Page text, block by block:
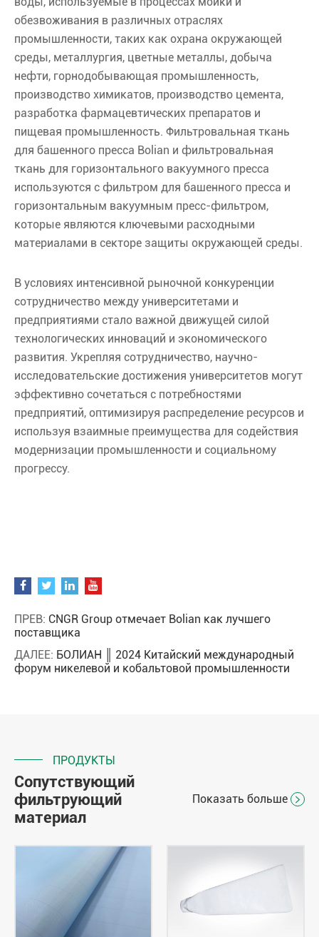
обезвоживания в различных отраслях
промышленности, таких как охрана окружающей
среды, металлургия, цветные металлы, добыча
нефти, горнодобывающая промышленность,
производство химикатов, производство цемента,
разработка фармацевтических препаратов и
пищевая промышленность. Фильтровальная ткань
для башенного пресса Bolian и фильтровальная
ткань для горизонтального вакуумного пресса
используются с фильтром для башенного пресса и
горизонтальным вакуумным пресс-фильтром,
которые являются ключевыми расходными
материалами в секторе защиты окружающей среды.
В условиях интенсивной рыночной конкуренции
сотрудничество между университетами и
предприятиями стало важной движущей силой
технологических инноваций и экономического
развития. Укрепляя сотрудничество, научно-
исследовательские достижения университетов могут
эффективно сочетаться с потребностями
предприятий, оптимизируя распределение ресурсов и
используя взаимные преимущества для содействия
модернизации промышленности и социальному
прогрессу.
ПРЕВ: CNGR Group отмечает Bolian как лучшего
поставщика
ДАЛЕЕ: БОЛИАН ║ 2024 Китайский международный
форум никелевой и кобальтовой промышленности
ПРОДУКТЫ
Сопутствующий
фильтрующий
материал
Показать больше 